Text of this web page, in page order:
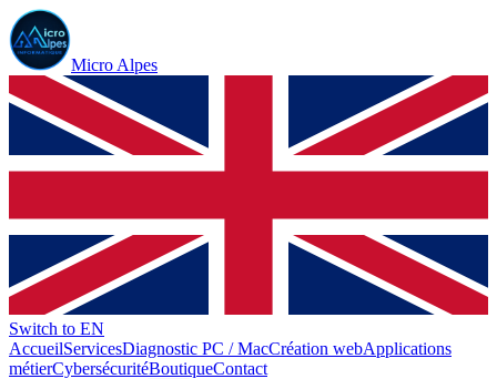
Micro Alpes
Switch to EN
AccueilServicesDiagnostic PC / MacCréation webApplications
métierCybersécuritéBoutiqueContact